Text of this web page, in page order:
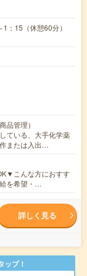
：15（休憩60分）
品管理）
ている、大手化学薬
または入出…
こんな方におすす
を希望・…
詳しく見る
プ！